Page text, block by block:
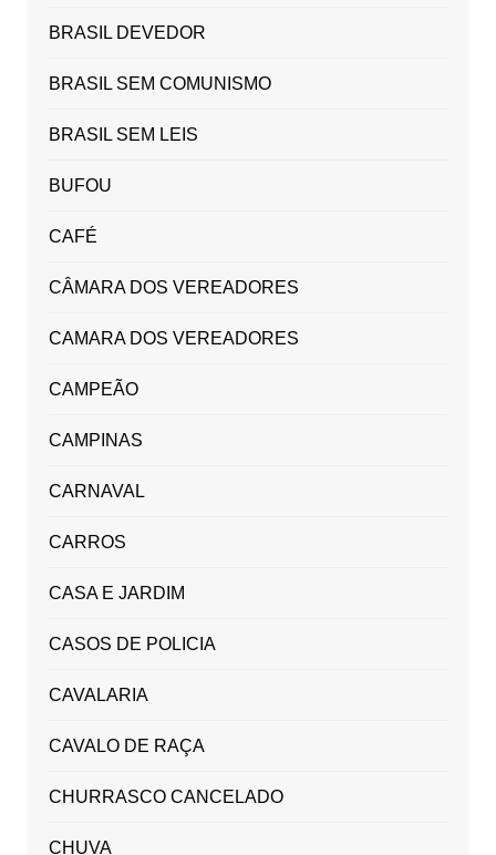
BRASIL DEVEDOR
BRASIL SEM COMUNISMO
BRASIL SEM LEIS
BUFOU
CAFÉ
CÂMARA DOS VEREADORES
CAMARA DOS VEREADORES
CAMPEÃO
CAMPINAS
CARNAVAL
CARROS
CASA E JARDIM
CASOS DE POLICIA
CAVALARIA
CAVALO DE RAÇA
CHURRASCO CANCELADO
CHUVA